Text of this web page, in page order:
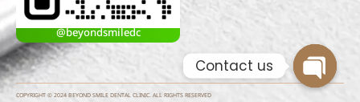
@beyondsmiledc
COPYRIGHT © 2024 BEYOND SMILE DENTAL CLINIC. ALL RIGHTS RESERVED
Contact us
Open